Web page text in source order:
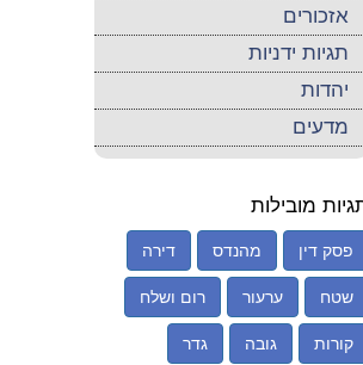
אזכורים
תגיות ידניות
יהדות
מדעים
מובילות
פסק דין מהנדס דירה
שטח ערעור רום ושלח
קורות גובה גדר